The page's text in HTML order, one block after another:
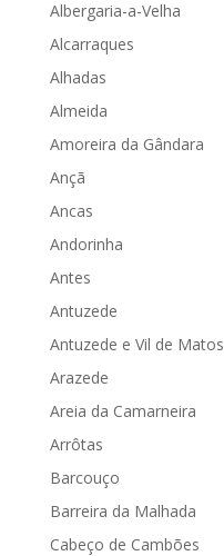
Albergaria-a-Velha
Alcarraques
Alhadas
Almeida
Amoreira da Gândara
Ançã
Ancas
Andorinha
Antes
Antuzede
Antuzede e Vil de Matos
Arazede
Areia da Camarneira
Arrôtas
Barcouço
Barreira da Malhada
Cabeço de Cambões